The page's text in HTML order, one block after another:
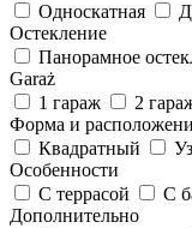
Односкатная
Остекление
Панорамное
Garaż
1 гараж
2
Форма и
Квадратный
Особенности
С террасой
С
Дополнительно